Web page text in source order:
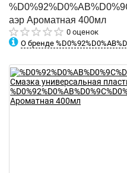
аэр Ароматная 400мл
0 оценок
О бренде